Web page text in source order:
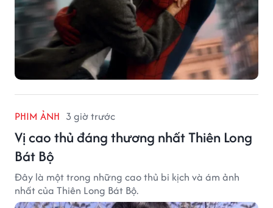
PHIM ẢNH 3 giờ trước
Vị cao thủ đáng thương nhất Thiên Long
Bát Bộ
Đây là một trong những cao thủ bi kịch và ám ảnh
nhất của Thiên Long Bát Bộ.